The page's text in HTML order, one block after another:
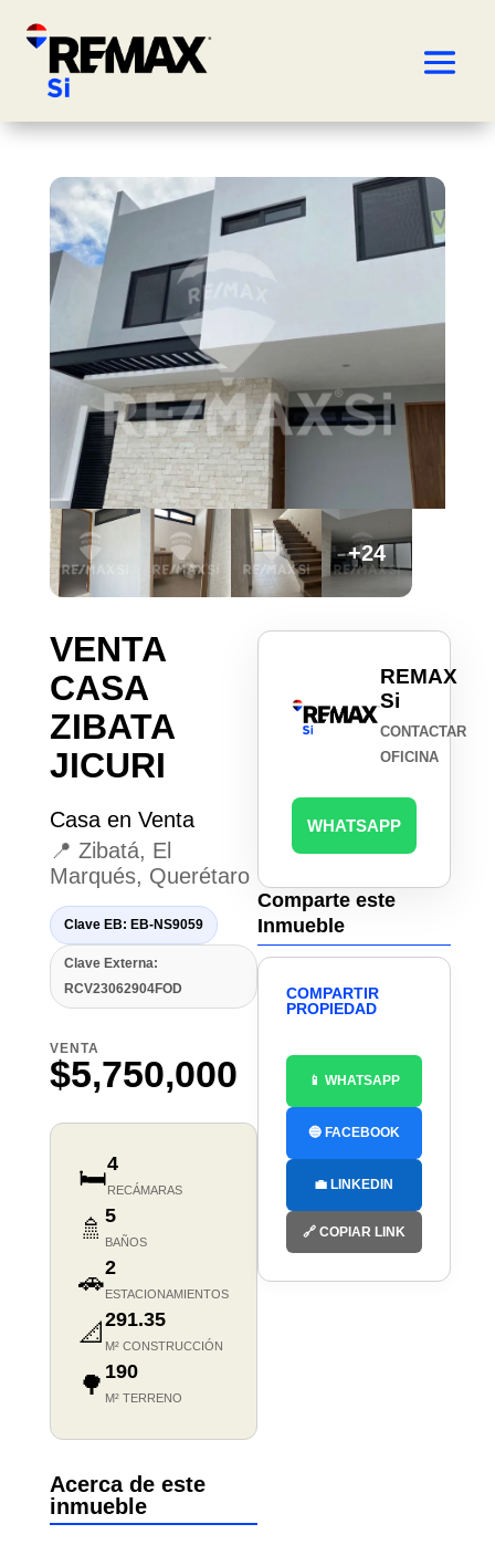
+24
VENTA
CASA
ZIBATA
JICURI
Casa en Venta
📍 Zibatá, El
Marqués, Querétaro
Clave EB: EB-NS9059
Clave Externa:
RCV23062904FOD
VENTA
$5,750,000
🛏️4
RECÁMARAS
🚿 5
BAÑOS
🚗2
ESTACIONAMIENTOS
📐 291.35
M² CONSTRUCCIÓN
🌳 190
M² TERRENO
Acerca de este
inmueble
REMAX
Si
CONTACTAR
OFICINA
WHATSAPP
Comparte este
Inmueble
COMPARTIR
PROPIEDAD
📱 WHATSAPP
🔵 FACEBOOK
💼 LINKEDIN
🔗 COPIAR LINK